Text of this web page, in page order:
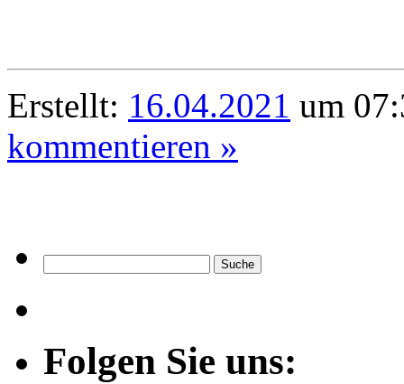
Erstellt: 16.04.2021 um
kommentieren »
Folgen Sie uns: